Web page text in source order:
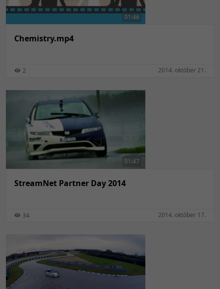
01:46
Chemistry.mp4
2 2014. október 21.
01:47
StreamNet Partner Day 2014
34 2014. október 17.